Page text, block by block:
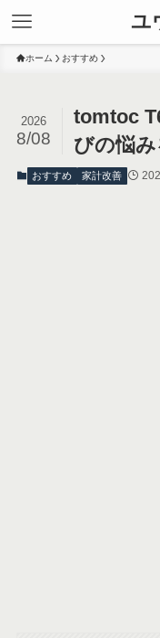
ユ
ホーム おすすめ
tomtoc
びの悩
2026
8/08
おすすめ 家計改善